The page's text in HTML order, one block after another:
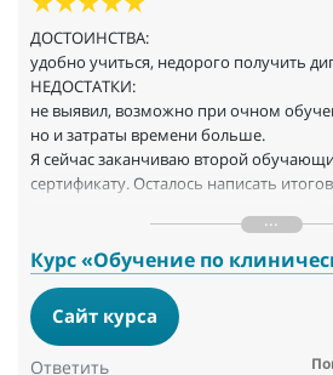
ДОСТОИНСТВА:
удобно учиться, недорого получить
НЕДОСТАТКИ:
не выявил, возможно при очном
но и затраты времени больше.
Я сейчас заканчиваю второй
сертификату. Осталось написать
учиться. Материалы даны толковые,
составленные тексты. Для расширения
другие учебники, другие лекции,
тоже ознакомиться.
Курс «Обучение по
Сайт курса
Ответить